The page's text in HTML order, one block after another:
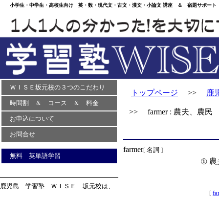
小学生・中学生・高校生向け 英・数・現代文・古文・漢文・小論文 講座 ＆ 宿題サポー
ＷＩＳＥ坂元校の３つのこだわり
時間割 ＆ コース ＆ 料金
お申込について
お問合せ
無料 英単語学習
鹿児島 学習塾 ＷＩＳＥ 坂元校は、
トップページ >> 鹿
>> farmer : 農夫、農民
farmer[ 名詞 ]
① 農
[